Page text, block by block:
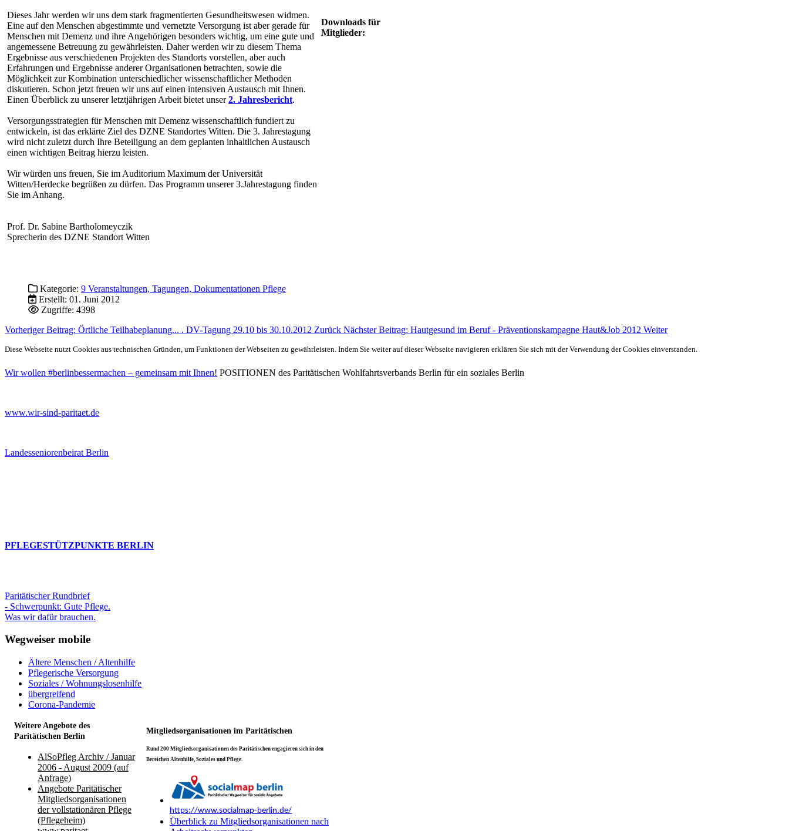
Dieses Jahr werden wir uns dem stark fragmentierten Gesundheitswesen widmen.
Eine auf den Menschen abgestimmte und vernetzte Versorgung ist aber gerade für
Menschen mit Demenz und ihre Angehörigen besonders wichtig, um eine gute und
angemessene Betreuung zu gewährleisten. Daher werden wir zu diesem Thema
Ergebnisse aus verschiedenen Projekten des Standorts vorstellen, aber auch
Erfahrungen und Ergebnisse anderer Organisationen betrachten, sowie die
Möglichkeit zur Kombination unterschiedlicher wissenschaftlicher Methoden
diskutieren. Schon jetzt freuen wir uns auf einen intensiven Austausch mit Ihnen.
Einen Überblick zu unserer letztjährigen Arbeit bietet unser2. Jahresbericht.
Versorgungsstrategien für Menschen mit Demenz wissenschaftlich fundiert zu
entwickeln, ist das erklärte Ziel des DZNE Standortes Witten. Die 3. Jahrestagung
wird nicht zuletzt durch Ihre Beteiligung an dem geplanten inhaltlichen Austausch
einen wichtigen Beitrag hierzu leisten.
Wir würden uns freuen, Sie im Auditorium Maximum der Universität
Witten/Herdecke begrüßen zu dürfen. Das Programm unserer 3.Jahrestagung finden
Sie im Anhang.
Prof. Dr. Sabine Bartholomeyczik
Sprecherin des DZNE Standort Witten
Downloads für
Mitglieder:
Kategorie: 9 Veranstaltungen, Tagungen, Dokumentationen Pflege
Erstellt: 01. Juni 2012
Zugriffe: 4398
Vorheriger Beitrag: Örtliche Teilhabeplanung... . DV-Tagung 29.10 bis 30.10.2012 Zurück Nächster Beitrag: Hautgesund im Beruf - Präventionskampagne Haut&Job 2012 Weiter
Diese Webseite nutzt Cookies aus technischen Gründen, um Funktionen der Webseiten zu gewährleisten. Indem Sie weiter auf dieser Webseite navigieren erklären Sie sich mit der Verwendung der Cookies einverstanden.
Wir wollen #berlinbessermachen – gemeinsam mit Ihnen! POSITIONEN des Paritätischen Wohlfahrtsverbands Berlin für ein soziales Berlin
www.wir-sind-paritaet.de
Landesseniorenbeirat Berlin
PFLEGESTÜTZPUNKTE BERLIN
Paritätischer Rundbrief
- Schwerpunkt: Gute Pflege.
Was wir dafür brauchen.
Wegweiser mobile
Ältere Menschen / Altenhilfe
Pflegerische Versorgung
Soziales / Wohnungslosenhilfe
übergreifend
Corona-Pandemie
Weitere Angebote des
Paritätischen Berlin
Mitgliedsorganisationen im Paritätischen
AlSoPfleg Archiv / Januar
2006 - August 2009 (auf
Anfrage)
Angebote Paritätischer
Mitgliedsorganisationen
der vollstationären Pflege
(Pflegeheim)
Rund 200 Mitgliedsorganisationen des Paritätischen engagieren sich in den
Bereichen Altenhilfe, Soziales und Pflege.
https://www.socialmap-berlin.de/
Überblick zu Mitgliedsorganisationen nach